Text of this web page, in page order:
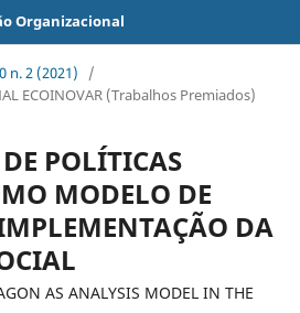
Organizacional
n. 2 (2021)
/
ECOINOVAR (Trabalhos Premiados)
POLÍTICAS
MODELO DE
DA
AS ANALYSIS MODEL IN THE